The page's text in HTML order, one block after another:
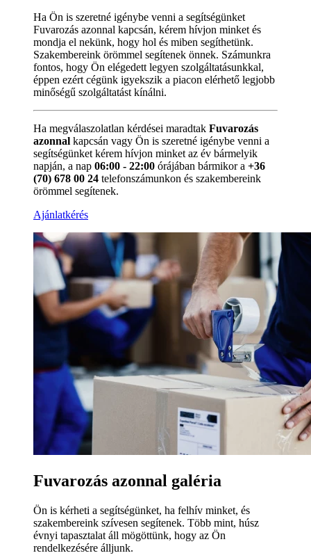
Ha Ön is szeretné igénybe venni a segítségünket
Fuvarozás azonnal kapcsán, kérem hívjon minket és
mondja el nekünk, hogy hol és miben segíthetünk.
Szakembereink örömmel segítenek önnek. Számunkra
fontos, hogy Ön elégedett legyen szolgáltatásunkkal,
éppen ezért cégünk igyekszik a piacon elérhető legjobb
minőségű szolgáltatást kínálni.
Ha megválaszolatlan kérdései maradtak Fuvarozás
azonnal kapcsán vagy Ön is szeretné igénybe venni a
segítségünket kérem hívjon minket az év bármelyik
napján, a nap 06:00 - 22:00 órájában bármikor a +36
(70) 678 00 24 telefonszámunkon és szakembereink
örömmel segítenek.
Ajánlatkérés
Fuvarozás azonnal galéria
Ön is kérheti a segítségünket, ha felhív minket, és
szakembereink szívesen segítenek. Több mint, húsz
évnyi tapasztalat áll mögöttünk, hogy az Ön
rendelkezésére álljunk.